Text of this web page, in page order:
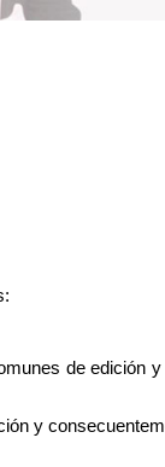
de edición
y